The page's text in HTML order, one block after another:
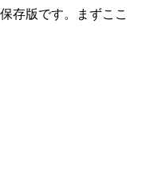
存版です。まずここ